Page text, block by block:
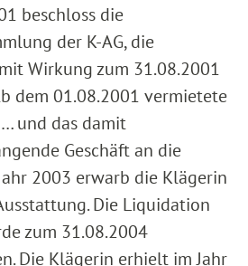
beschloss die
der K-AG, die
Wirkung zum 31.08.2001
dem 01.08.2001 vermietete
… und das damit
Geschäft an die
2003 erwarb die Klägerin
Die Liquidation
zum 31.08.2004
Die Klägerin erhielt im Jahr